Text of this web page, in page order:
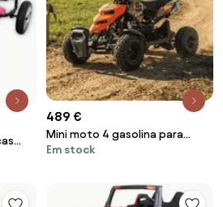
489 €
Mini moto 4 gasolina para
crianças 49cc Raptor R4
Em stock